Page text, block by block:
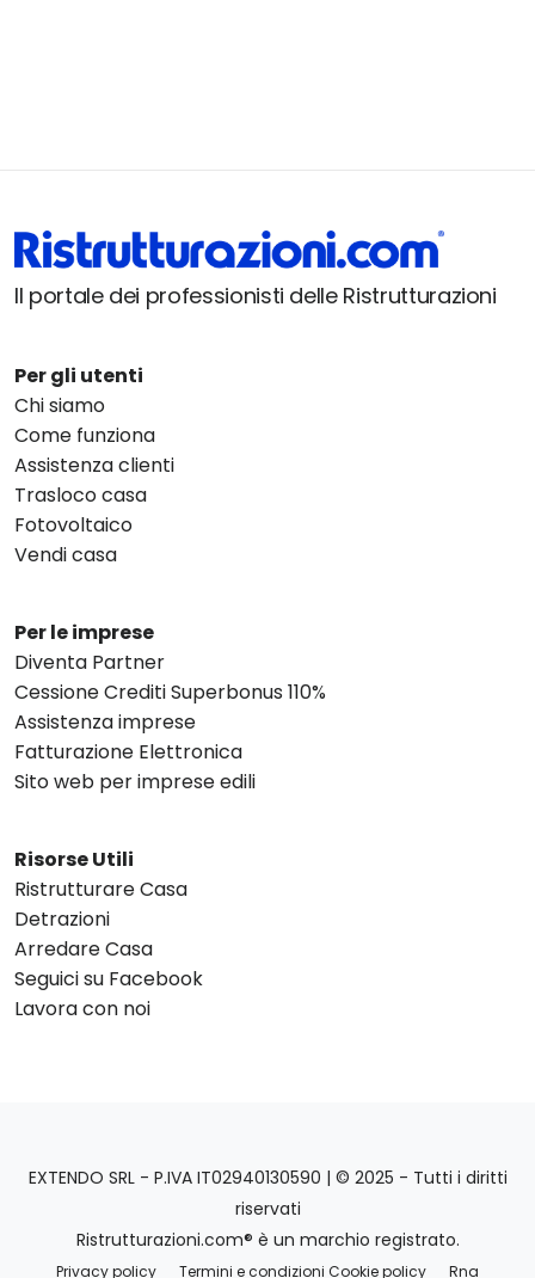
Il portale dei professionisti delle Ristrutturazioni
Per gli utenti
Chi siamo
Come funziona
Assistenza clienti
Trasloco casa
Fotovoltaico
Vendi casa
Per le imprese
Diventa Partner
Cessione Crediti Superbonus 110%
Assistenza imprese
Fatturazione Elettronica
Sito web per imprese edili
Risorse Utili
Ristrutturare Casa
Detrazioni
Arredare Casa
Seguici su Facebook
Lavora con noi
EXTENDO SRL - P.IVA IT02940130590 | © 2025 - Tutti i diritti
riservati
Ristrutturazioni.com® è un marchio registrato.
Privacy policy Termini e condizioni Cookie policy Rna